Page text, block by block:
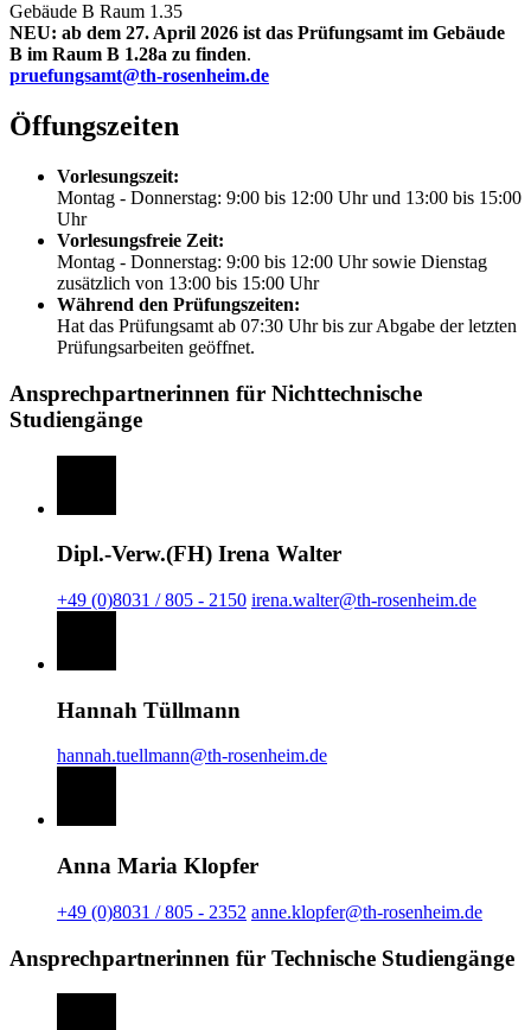
Gebäude B Raum 1.35
NEU: ab dem 27. April 2026 ist das Prüfungsamt im Gebäude
B im Raum B 1.28a zu finden.
pruefungsamt@th-rosenheim.de
Öffungszeiten
Vorlesungszeit:
Montag - Donnerstag: 9:00 bis 12:00 Uhr und 13:00 bis 15:00
Uhr
Vorlesungsfreie Zeit:
Montag - Donnerstag: 9:00 bis 12:00 Uhr sowie Dienstag
zusätzlich von 13:00 bis 15:00 Uhr
Während den Prüfungszeiten:
Hat das Prüfungsamt ab 07:30 Uhr bis zur Abgabe der letzten
Prüfungsarbeiten geöffnet.
Ansprechpartnerinnen für Nichttechnische
Studiengänge
Dipl.-Verw.(FH) Irena Walter
+49 (0)8031 / 805 - 2150 irena.walter@th-rosenheim.de
Hannah Tüllmann
hannah.tuellmann@th-rosenheim.de
Anna Maria Klopfer
+49 (0)8031 / 805 - 2352 anne.klopfer@th-rosenheim.de
Ansprechpartnerinnen für Technische Studiengänge